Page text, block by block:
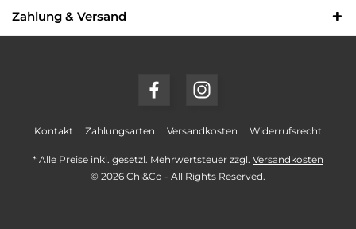
Zahlung & Versand
Kontakt Zahlungsarten Versandkosten Widerrufsrecht
* Alle Preise inkl. gesetzl. Mehrwertsteuer zzgl. Versandkosten
© 2026 Chi&Co - All Rights Reserved.